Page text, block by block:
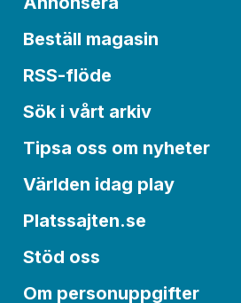
Beställ magasin
RSS-flöde
Sök i vårt arkiv
Tipsa oss om nyheter
Världen idag play
Platssajten.se
Stöd oss
Om personuppgifter